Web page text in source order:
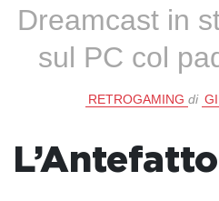
Dreamcast in
sul PC col
RETROGAMING di
L’Antefatto